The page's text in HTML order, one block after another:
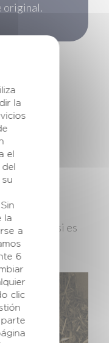
original.
uso
la parte
lo antes
después si es
la
el
su
la
a
6
clic